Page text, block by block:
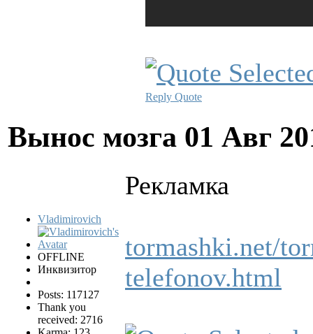
Reply Quote
Вынос мозга 01 Авг
Vladimirovich
OFFLINE
Инквизитор
Posts: 117127
Thank you
received: 2716
Рекламка
tormashki.net/
telefonov.html